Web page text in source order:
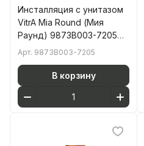
Инсталляция с унитазом
VitrA Mia Round (Мия
Раунд) 9873B003-7205
комплект 3 в 1 с
безободковый
Арт. 9873B003-7205
В корзину